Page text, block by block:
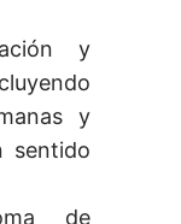
y
y
sentido
de